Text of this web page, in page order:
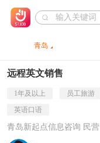
青岛
远程英文销售
1年及以上 员工旅游
英语口语
青岛新起点信息咨询 民营